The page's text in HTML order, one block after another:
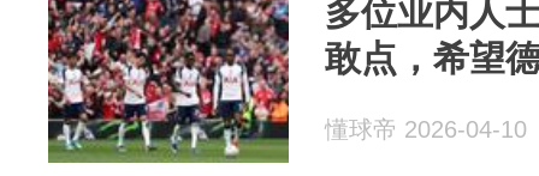
多位业内人
敢点，希望
懂球帝 2026-04-10